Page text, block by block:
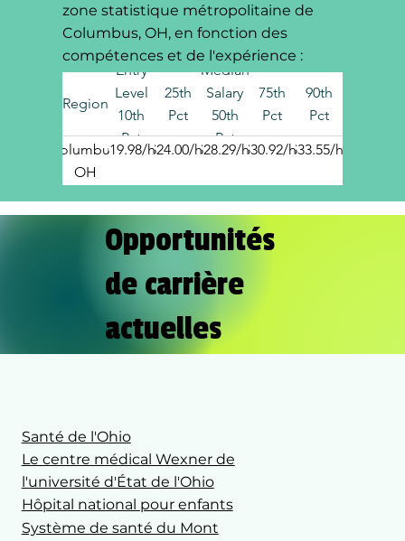
zone statistique métropolitaine de
Columbus, OH, en fonction des
compétences et de l'expérience :
Region
Entry
Level
10th
Pct
25th
Pct
Median
Salary
50th
Pct
75th
Pct
90th
Pct
Columbus,
OH
$19.98/hr$24.00/hr$28.29/hr$30.92/hr$33.55/hr
Santé de l'Ohio
Le centre médical Wexner de
l'université d'État de l'Ohio
Hôpital national pour enfants
Système de santé du Mont
Opportunités
de carrière
actuelles